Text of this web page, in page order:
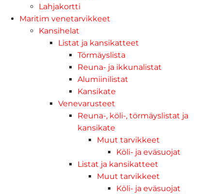
Lahjakortti
Maritim venetarvikkeet
Kansihelat
Listat ja kansikatteet
Törmäyslista
Reuna- ja ikkunalistat
Alumiinilistat
Kansikate
Venevarusteet
Reuna-, köli-, törmäyslistat ja
kansikate
Muut tarvikkeet
Köli- ja eväsuojat
Listat ja kansikatteet
Muut tarvikkeet
Köli- ja eväsuojat